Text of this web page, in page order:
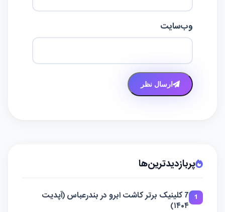
وب‌سایت
ارسال نظر
پربازدیدترین‌ها
1
7 کلینیک برتر کاشت ابرو در بندرعباس (آپدیت
۱۴۰۴)